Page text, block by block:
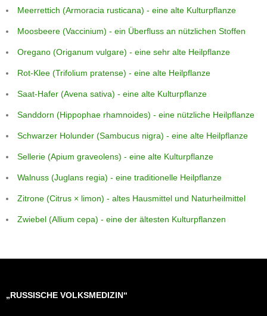
Meerrettich (Armoracia rusticana) - eine alte Kulturpflanze
Moosbeere (Vaccinium) - ein Überfluss an nützlichen Stoffen
Oregano (Origanum vulgare) - eine sehr alte Heilpflanze
Rot-Klee (Trifolium pratense) - eine alte Heilpflanze
Saat-Hafer (Avena sativa) - eine alte Kulturpflanze
Sanddorn (Hippophae rhamnoides) - eine nützliche Heilpflanze
Schwarzer Holunder (Sambucus nigra) - eine alte Heilpflanze
Sellerie (Apium graveolens) - eine alte Kulturpflanze
Walnuss (Juglans regia) - eine traditionelle Heilpflanze
Zitrone (Citrus × limon) - altes Hausmittel und Naturheilmittel
Zwiebel (Allium cepa) - eine der ältesten Kulturpflanzen
„RUSSISCHE VOLKSMEDIZIN“